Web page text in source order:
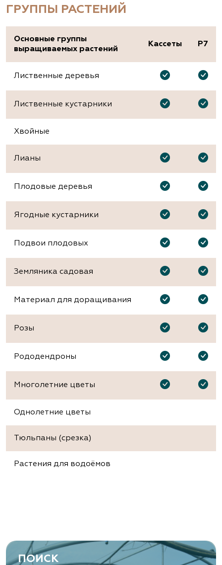
ГРУППЫ РАСТЕНИЙ
Основные группы
выращиваемых растений
Кассеты Р7
Лиственные деревья
Лиственные кустарники
Хвойные
Лианы
Плодовые деревья
Ягодные кустарники
Подвои плодовых
Земляника садовая
Материал для доращивания
Розы
Рододендроны
Многолетние цветы
Однолетние цветы
Тюльпаны (срезка)
Растения для водоёмов
ПОИСК